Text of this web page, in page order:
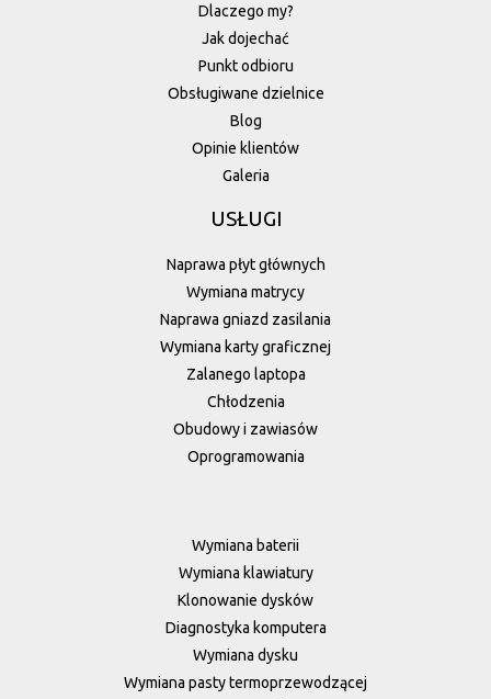
Dlaczego my?
Jak dojechać
Punkt odbioru
Obsługiwane dzielnice
Blog
Opinie klientów
Galeria
USŁUGI
Naprawa płyt głównych
Wymiana matrycy
Naprawa gniazd zasilania
Wymiana karty graficznej
Zalanego laptopa
Chłodzenia
Obudowy i zawiasów
Oprogramowania
Wymiana baterii
Wymiana klawiatury
Klonowanie dysków
Diagnostyka komputera
Wymiana dysku
Wymiana pasty termoprzewodzącej